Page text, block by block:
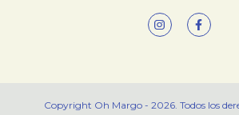
Copyright Oh Margo - 2026. Todos los